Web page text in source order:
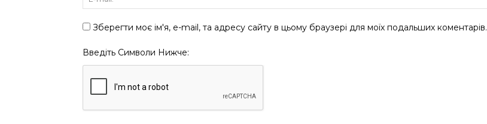
Зберегти моє ім'я, e-mail, та адресу сайту в цьому браузері для моїх подальших коментарів.
Введіть Символи Нижче: